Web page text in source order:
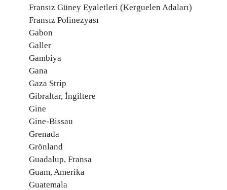
Fransız Güney Eyaletleri (Kerguelen Adaları)
Fransız Polinezyası
Gabon
Galler
Gambiya
Gana
Gaza Strip
Gibraltar, İngiltere
Gine
Gine-Bissau
Grenada
Grönland
Guadalup, Fransa
Guam, Amerika
Guatemala